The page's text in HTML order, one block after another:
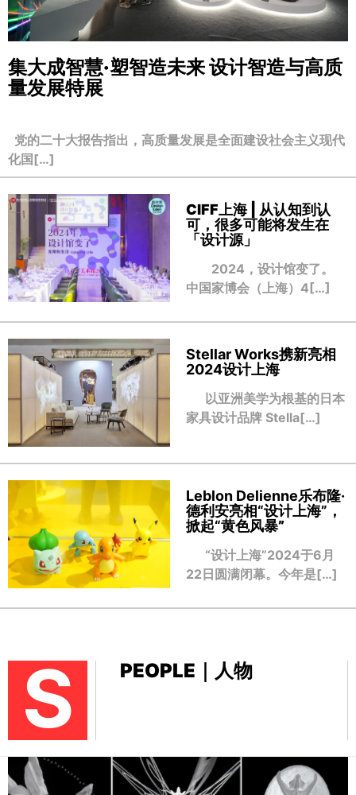
集大成智慧·塑智造未来设计智造与高质
量发展特展
党的二十大报告指出，高质量发展是全面建设社会主义现代
化国[…]
CIFF上海 | 从认知到认
可，很多可能将发生在
「设计源」
2024，设计馆变了。
中国家博会（上海）4[…]
Stellar Works携新亮相
2024设计上海
以亚洲美学为根基的日本
家具设计品牌 Stella[…]
Leblon Delienne乐布隆·
德利安亮相“设计上海”，
掀起“黄色风暴”
“设计上海”2024于6月
22日圆满闭幕。今年是[…]
S PEOPLE｜人物